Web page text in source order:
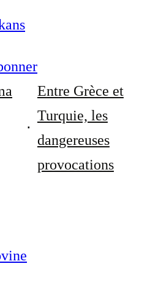
Entre Grèce et
Turquie, les
dangereuses
provocations